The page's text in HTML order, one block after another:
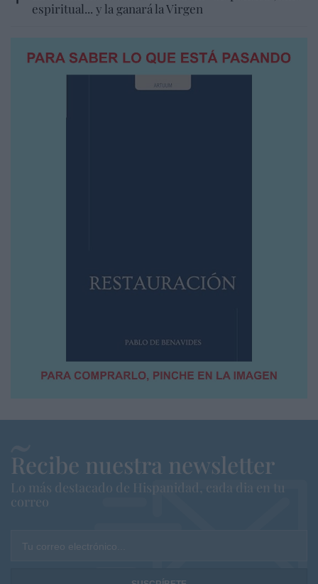
espiritual... y la ganará la Virgen
Recibe nuestra newsletter
Lo más destacado de Hispanidad, cada dia en tu
correo
Tu correo electrónico...